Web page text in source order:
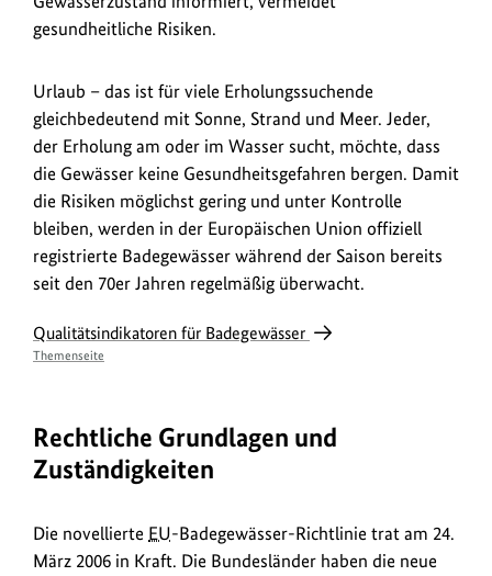
gesundheitliche Risiken.
Urlaub – das ist für viele Erholungssuchende
gleichbedeutend mit Sonne, Strand und Meer. Jeder,
der Erholung am oder im Wasser sucht, möchte, dass
die Gewässer keine Gesundheitsgefahren bergen. Damit
die Risiken möglichst gering und unter Kontrolle
bleiben, werden in der Europäischen Union offiziell
registrierte Badegewässer während der Saison bereits
seit den 70er Jahren regelmäßig überwacht.
Qualitätsindikatoren für Badegewässer
Themenseite
Rechtliche Grundlagen und
Zuständigkeiten
Die novellierte EU-Badegewässer-Richtlinie trat am 24.
März 2006 in Kraft. Die Bundesländer haben die neue